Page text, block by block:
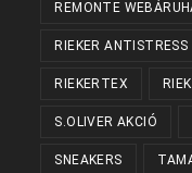
REMONTE
RIEKER ANTISTRESS
RIEKERTEX
S.OLIVER AKCIÓ
SNEAKERS